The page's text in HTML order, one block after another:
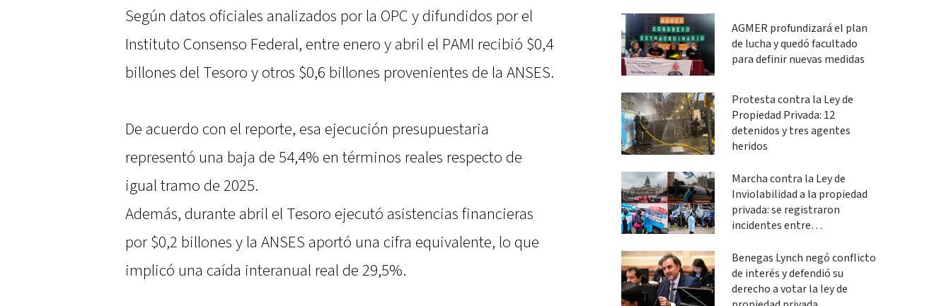
Según datos oficiales analizados por la OPC y difundidos por el
Instituto Consenso Federal, entre enero y abril el PAMI recibió $0,4
billones del Tesoro y otros $0,6 billones provenientes de la ANSES.
De acuerdo con el reporte, esa ejecución presupuestaria
representó una baja de 54,4% en términos reales respecto de
igual tramo de 2025.
Además, durante abril el Tesoro ejecutó asistencias financieras
por $0,2 billones y la ANSES aportó una cifra equivalente, lo que
implicó una caída interanual real de 29,5%.
AGMER profundizará el plan
de lucha y quedó facultado
para definir nuevas medidas
Protesta contra la Ley de
Propiedad Privada: 12
detenidos y tres agentes
heridos
Marcha contra la Ley de
Inviolabilidad a la propiedad
privada: se registraron
incidentes entre
Congreso
Benegas Lynch negó conflicto
de interés y defendió su
derecho a votar la ley de